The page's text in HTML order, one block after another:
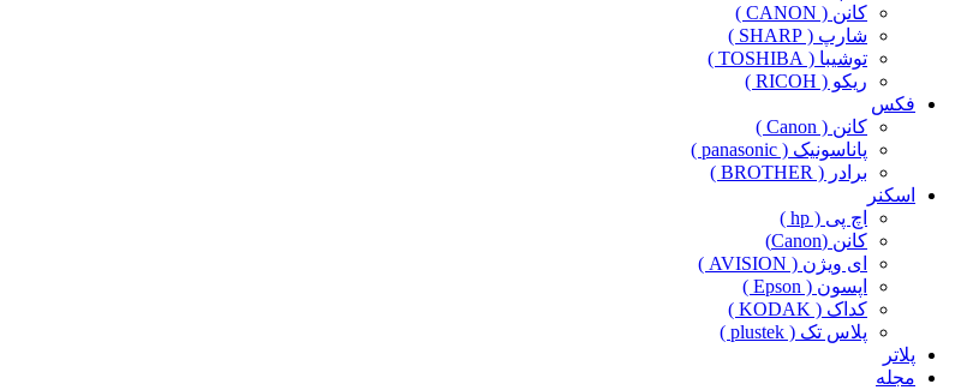
کانن ( CANON )
شارپ ( SHARP )
توشیبا ( TOSHIBA )
ریکو ( RICOH )
فکس
کانن ( Canon )
پاناسونیک ( panasonic )
برادر ( BROTHER )
اسکنر
اچ پی ( hp )
کانن (Canon)
ای ویژن ( AVISION )
اپسون ( Epson )
کداک ( KODAK )
پلاس تک ( plustek )
پلاتر
مجله